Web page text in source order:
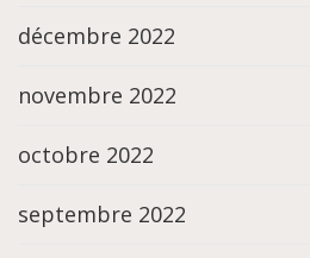
décembre 2022
novembre 2022
octobre 2022
septembre 2022